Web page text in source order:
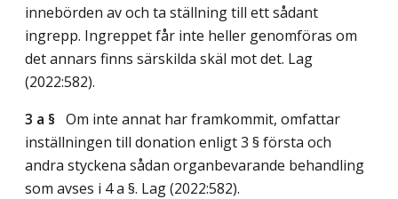
innebörden av och ta ställning till ett sådant
ingrepp. Ingreppet får inte heller genomföras om
det annars finns särskilda skäl mot det. Lag
(2022:582).
3 a § Om inte annat har framkommit, omfattar
inställningen till donation enligt 3 § första och
andra styckena sådan organbevarande behandling
som avses i 4 a §. Lag (2022:582).